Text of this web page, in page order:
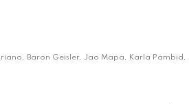
Baron Geisler, Jao Mapa, Karla Pambid,